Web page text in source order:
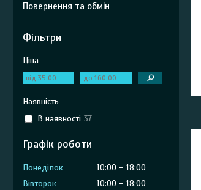
Повернення та обмін
Фільтри
Ціна
Наявність
В наявності 37
Графік роботи
Понеділок 10:00
18:00
Вівторок
10:00
18:00